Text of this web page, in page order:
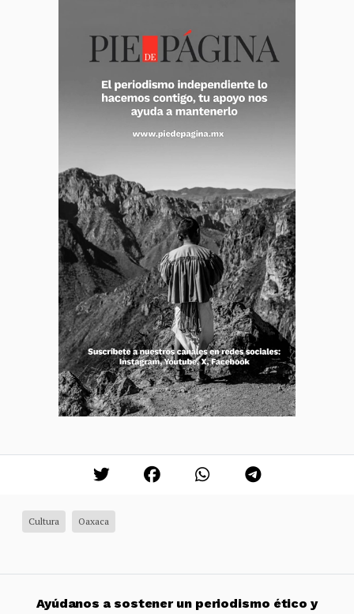
Cultura Oaxaca
Ayúdanos a sostener un periodismo ético y